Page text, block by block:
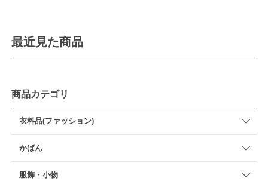
最近見た商品
商品カテゴリ
衣料品(ファッション)
かばん
服飾・小物